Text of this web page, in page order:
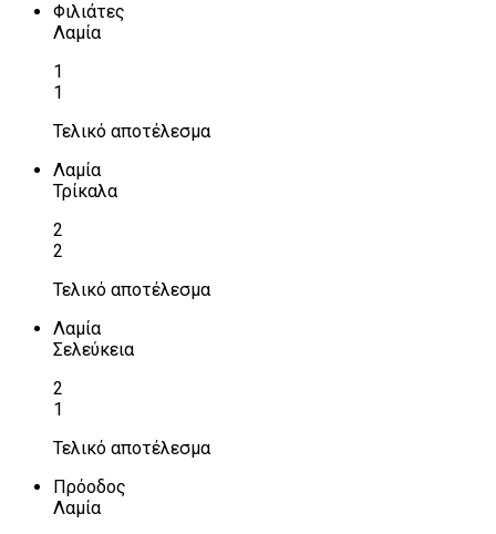
Φιλιάτες
Λαμία
1
1
Τελικό αποτέλεσμα
Λαμία
Τρίκαλα
2
2
Τελικό αποτέλεσμα
Λαμία
Σελεύκεια
2
1
Τελικό αποτέλεσμα
Πρόοδος
Λαμία